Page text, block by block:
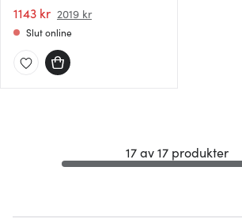
1143 kr 2019 kr
Slut online
17 av 17 produkter